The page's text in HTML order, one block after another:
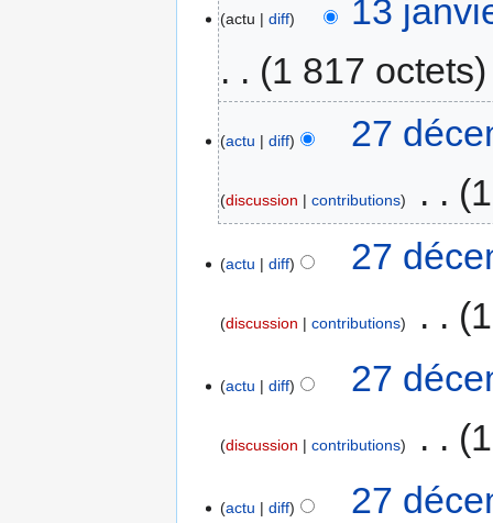
actu diff
13
1 817 octets
actu diff 27
discussion contributions
actu diff 27
discussion contributions
actu diff 27
discussion contributions
actu diff 27